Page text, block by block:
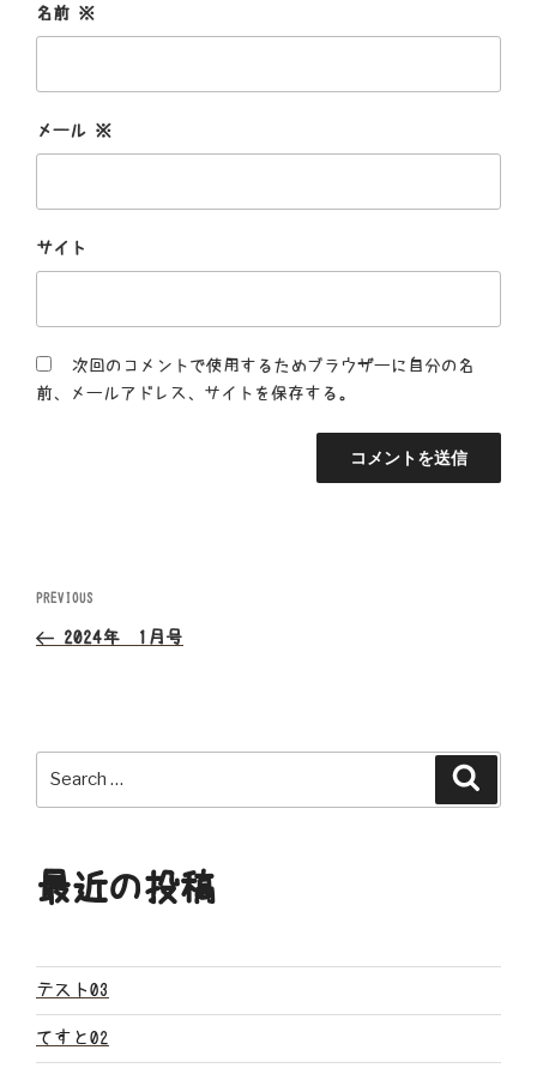
名前 ※
メール ※
サイト
次回のコメントで使用するためブラウザーに自分の名
前、メールアドレス、サイトを保存する。
投
稿
ビ
ゲ
シ
ン
Previous
Post
PREVIOUS
2024年 1月号
最近の投稿
テスト03
てすと02